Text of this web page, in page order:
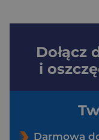
Dołącz
i
Darmowa